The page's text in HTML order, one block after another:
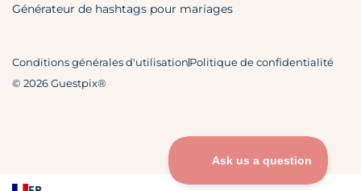
Générateur de hashtags pour mariages
© 2026 Guestpix®
Conditions générales d'utilisationPolitique de confidentialité